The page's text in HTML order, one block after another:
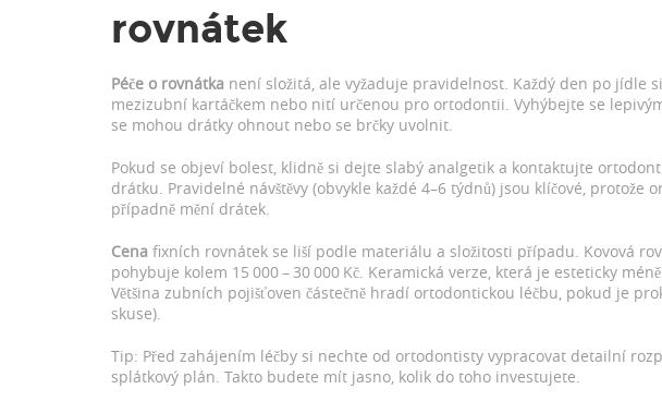
rovnátek
Péče o rovnátka není složitá, ale vyžaduje pravidelnost. Každý den po jídle
mezizubní kartáčkem nebo nití určenou pro ortodontii. Vyhýbejte se
se mohou drátky ohnout nebo se brčky uvolnit.
Pokud se objeví bolest, klidně si dejte slabý analgetik a kontaktujte
drátku. Pravidelné návštěvy (obvykle každé 4–6 týdnů) jsou klíčové,
případně mění drátek.
Cena fixních rovnátek se liší podle materiálu a složitosti případu. Kovová
pohybuje kolem 15 000 – 30 000 Kč. Keramická verze, která je esteticky
Většina zubních pojišťoven částečně hradí ortodontickou léčbu, pokud je
skuse).
Tip: Před zahájením léčby si nechte od ortodontisty vypracovat detailní
splátkový plán. Takto budete mít jasno, kolik do toho investujete.